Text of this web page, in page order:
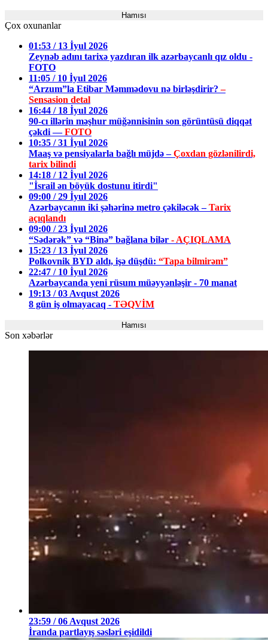
Hamısı
Çox oxunanlar
01:53 / 13 İyul 2026
Zeynəb adını tarixə yazdıran ilk azərbaycanlı qız oldu -
FOTO
11:05 / 10 İyul 2026
“Arzum”la Etibar Məmmədovu nə birləşdirir?–
Sensasion detal
16:44 / 18 İyul 2026
90-cı illərin məşhur müğənnisinin son görüntüsü diqqət
çəkdi —FOTO
10:35 / 31 İyul 2026
Maaş və pensiyalarla bağlı müjdə –Çoxdan gözlənilirdi,
tarix bilindi
14:18 / 12 İyul 2026
"İsrail ən böyük dostunu itirdi"
09:00 / 29 İyul 2026
Azərbaycanın iki şəhərinə metro çəkiləcək –Tarix
açıqlandı
09:00 / 23 İyul 2026
“Sədərək” və “Binə” bağlana bilər - AÇIQLAMA
15:23 / 13 İyul 2026
Polkovnik BYD aldı, işə düşdü: “Tapa bilmirəm”
22:47 / 10 İyul 2026
Azərbaycanda yeni rüsum müəyyənləşir - 70 manat
19:13 / 03 Avqust 2026
8 gün iş olmayacaq - TƏQVİM
Hamısı
Son xəbərlər
23:59 / 06 Avqust 2026
İranda partlayış səsləri eşidildi